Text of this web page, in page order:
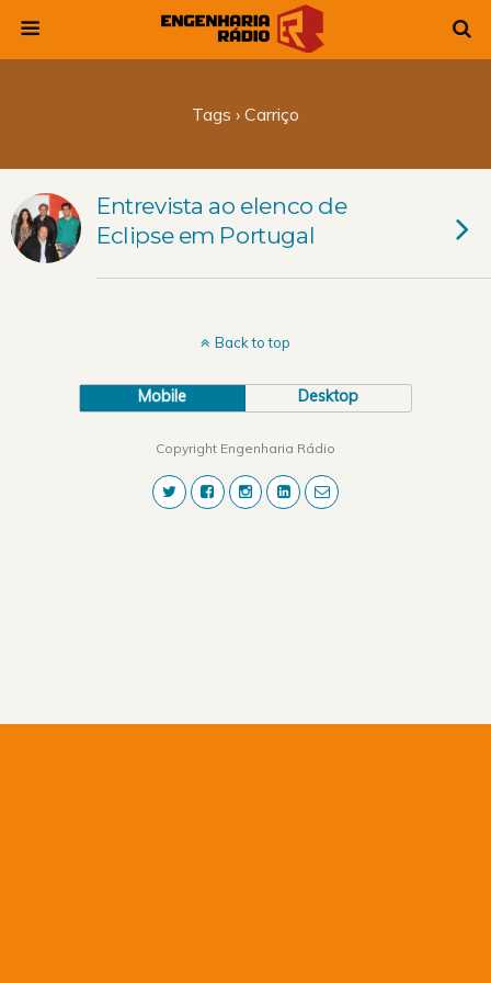
Tags › Carriço
Entrevista ao elenco de
Eclipse em Portugal
Back to top
Mobile Desktop
Copyright Engenharia Rádio